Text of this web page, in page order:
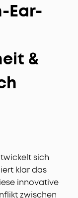
Ear-
&
sich
klar das
innovative
zwischen